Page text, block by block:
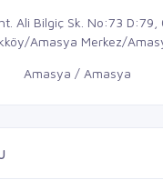
Ali Bilgiç Sk. No:73 D:79,
Amasya Merkez/
Amasya / Amasya